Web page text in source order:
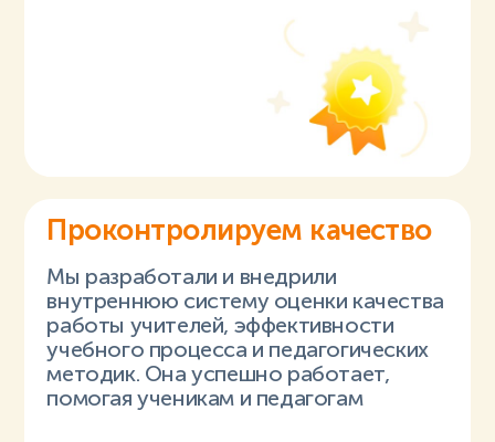
Проконтролируем качество
Мы разработали и внедрили
внутреннюю систему оценки качества
работы учителей, эффективности
учебного процесса и педагогических
методик. Она успешно работает,
помогая ученикам и педагогам